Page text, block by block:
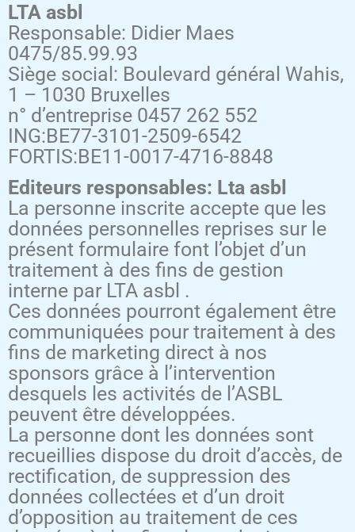
LTA asbl
Responsable: Didier Maes
0475/85.99.93
Siège social: Boulevard général Wahis,
1 – 1030 Bruxelles
n° d’entreprise 0457 262 552
ING:BE77-3101-2509-6542
FORTIS:BE11-0017-4716-8848
Editeurs responsables: Lta asbl
La personne inscrite accepte que les
données personnelles reprises sur le
présent formulaire font l’objet d’un
traitement à des fins de gestion
interne par LTA asbl .
Ces données pourront également être
communiquées pour traitement à des
fins de marketing direct à nos
sponsors grâce à l’intervention
desquels les activités de l’ASBL
peuvent être développées.
La personne dont les données sont
recueillies dispose du droit d’accès, de
rectification, de suppression des
données collectées et d’un droit
d’opposition au traitement de ces